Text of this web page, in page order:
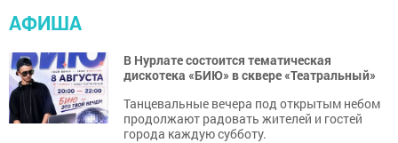
АФИША
В Нурлате состоится тематическая
дискотека «БИЮ» в сквере «Театральный»
Танцевальные вечера под открытым небом
продолжают радовать жителей и гостей
города каждую субботу.